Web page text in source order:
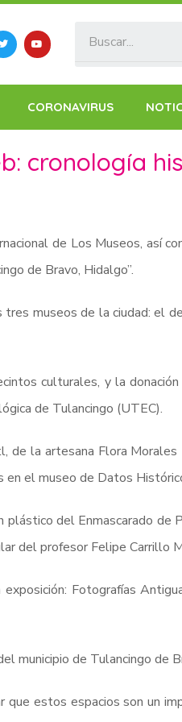
CORONAVIRUS
cronología
de Los Museos, así
de Bravo, Hidalgo”.
museos de la ciudad: el
culturales, y la
de Tulancingo (UTEC).
de la artesana Flora
el museo de Datos
del Enmascarado de
del profesor Felipe Carrillo
Fotografías
municipio de Tulancingo de
estos espacios son un